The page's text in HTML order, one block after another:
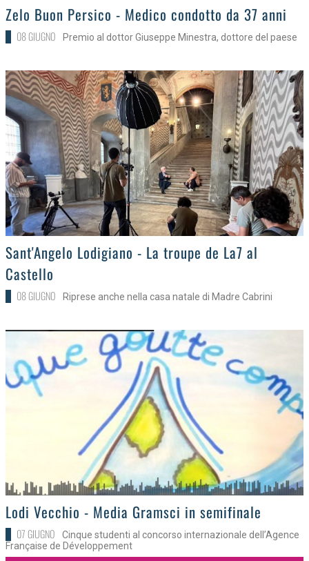
>
Zelo Buon Persico - Medico condotto da 37 anni
08 GIUGNO Premio al dottor Giuseppe Minestra, dottore del paese
>
Sant'Angelo Lodigiano - La troupe de La7 al
Castello
08 GIUGNO Riprese anche nella casa natale di Madre Cabrini
>Lodi Vecchio - Media Gramsci in semifinale
07 GIUGNO
Cinque studenti al concorso internazionale dell’Agence
Française de Développement